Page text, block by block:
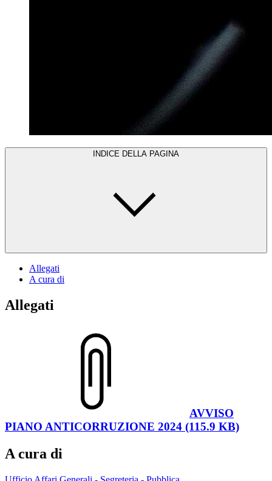
INDICE DELLA PAGINA
Allegati
A cura di
Allegati
AVVISO
PIANO ANTICORRUZIONE 2024 (115.9 KB)
A cura di